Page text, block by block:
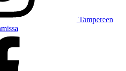
Tampereen